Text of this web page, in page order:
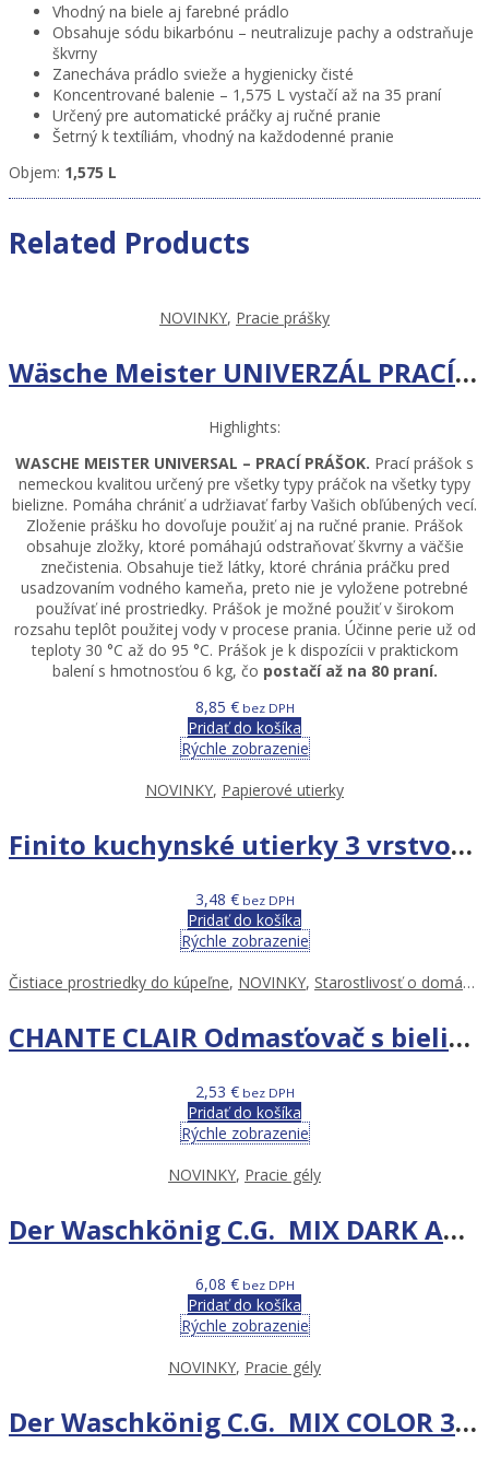
Vhodný na biele aj farebné prádlo
Obsahuje sódu bikarbónu – neutralizuje pachy a odstraňuje
škvrny
Zanecháva prádlo svieže a hygienicky čisté
Koncentrované balenie – 1,575 L vystačí až na 35 praní
Určený pre automatické práčky aj ručné pranie
Šetrný k textíliám, vhodný na každodenné pranie
Objem: 1,575 L
Related Products
NOVINKY, Pracie prášky
Wäsche Meister UNIVERZÁL PRACÍ PRÁŠOK 6 KG – 80 PR
Highlights:
WASCHE MEISTER UNIVERSAL – PRACÍ PRÁŠOK. Prací prášok s
nemeckou kvalitou určený pre všetky typy práčok na všetky typy
bielizne. Pomáha chrániť a udržiavať farby Vašich obľúbených vecí.
Zloženie prášku ho dovoľuje použiť aj na ručné pranie. Prášok
obsahuje zložky, ktoré pomáhajú odstraňovať škvrny a väčšie
znečistenia. Obsahuje tiež látky, ktoré chránia práčku pred
usadzovaním vodného kameňa, preto nie je vyložene potrebné
používať iné prostriedky. Prášok je možné použiť v širokom
rozsahu teplôt použitej vody v procese prania. Účinne perie už od
teploty 30 °C až do 95 °C. Prášok je k dispozícii v praktickom
balení s hmotnosťou 6 kg, čo postačí až na 80 praní.
8,85 €bez DPH
Pridať do košíka
Rýchle zobrazenie
NOVINKY, Papierové utierky
Finito kuchynské utierky 3 vrstvové 4x10m
3,48 €bez DPH
Pridať do košíka
Rýchle zobrazenie
Čistiace prostriedky do kúpeľne, NOVINKY, Starostlivosť o domácnosť
CHANTE CLAIR Odmasťovač s bielidlom 625ml
2,53 €bez DPH
Pridať do košíka
Rýchle zobrazenie
NOVINKY, Pracie gély
Der Waschkönig C.G. MIX DARK AND BLACK 3L 100PD
6,08 €bez DPH
Pridať do košíka
Rýchle zobrazenie
NOVINKY, Pracie gély
Der Waschkönig C.G. MIX COLOR 3L 100PD